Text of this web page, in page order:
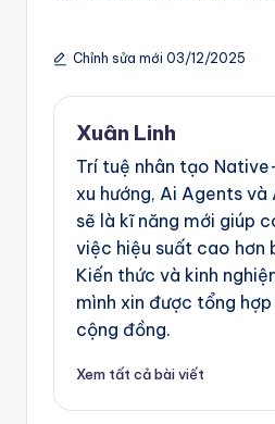
Chỉnh sửa mới 03/12/2025
Xuân Linh
Trí tuệ nhân tạo
xu hướng, Ai Agents
sẽ là kĩ năng mới giúp
việc hiệu suất cao hơn
Kiến thức và kinh
mình xin được tổng
cộng đồng.
Xem tất cả bài viết